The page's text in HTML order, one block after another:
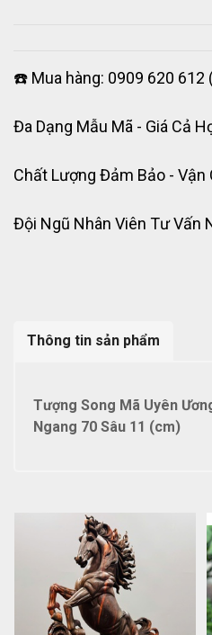
☎️ Mua hàng: 0909 620 612
Đa Dạng Mẫu Mã - Giá Cả
Chất Lượng Đảm Bảo - Vận
Đội Ngũ Nhân Viên Tư Vấn
Thông tin sản phẩm
Tượng Song Mã Uyên
Ngang 70 Sâu 11 (cm)